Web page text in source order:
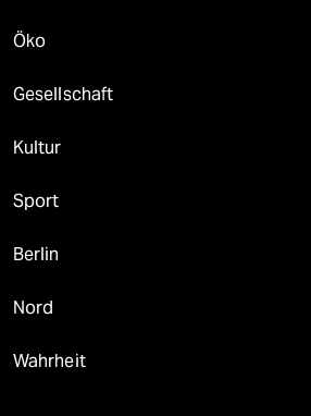
Öko
Gesellschaft
Kultur
Sport
Berlin
Nord
Wahrheit